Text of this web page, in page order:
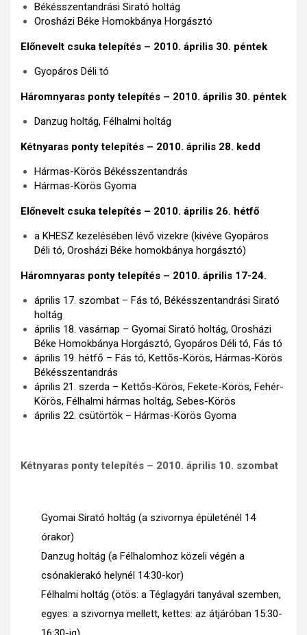
Békésszentandrási Sirató holtág
Orosházi Béke Homokbánya Horgásztó
Előnevelt csuka telepítés – 2010. április 30. péntek
Gyopáros Déli tó
Háromnyaras ponty telepítés – 2010. április 30. péntek
Danzug holtág, Félhalmi holtág
Kétnyaras ponty telepítés – 2010. április 28. kedd
Hármas-Körös Békésszentandrás
Hármas-Körös Gyoma
Előnevelt csuka telepítés – 2010. április 26. hétfő
a KHESZ kezelésében lévő vizekre (kivéve Gyopáros
Déli tó, Orosházi Béke homokbánya horgásztó)
Háromnyaras ponty telepítés – 2010. április 17-24.
április 17. szombat – Fás tó, Békésszentandrási Sirató
holtág
április 18. vasárnap – Gyomai Sirató holtág, Orosházi
Béke Homokbánya Horgásztó, Gyopáros Déli tó, Fás tó
április 19. hétfő – Fás tó, Kettős-Körös, Hármas-Körös
Békésszentandrás
április 21. szerda – Kettős-Körös, Fekete-Körös, Fehér-
Körös, Félhalmi hármas holtág, Sebes-Körös
április 22. csütörtök – Hármas-Körös Gyoma
Kétnyaras ponty telepítés – 2010. április 10. szombat
Gyomai Sirató holtág (a szivornya épületénél 14
órakor)
Danzug holtág (a Félhalomhoz közeli végén a
csónaklerakó helynél 14:30-kor)
Félhalmi holtág (ötös: a Téglagyári tanyával szemben,
egyes: a szivornya mellett, kettes: az átjáróban 15:30-